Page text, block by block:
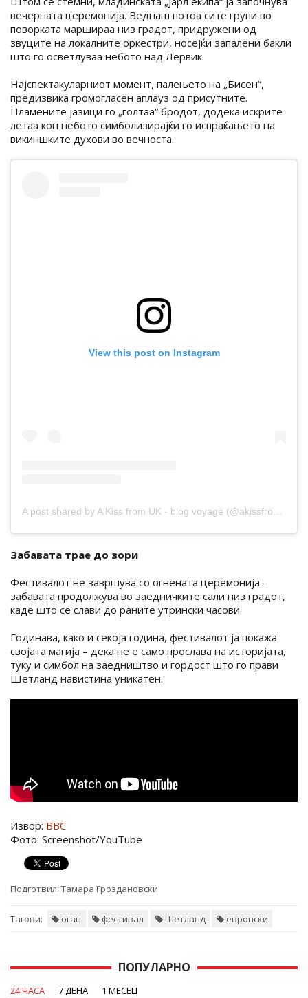
вечерната церемонија. Веднаш потоа сите групи во
поворката маршираа низ градот, придружени од
звуците на локалните оркестри, носејќи запалени бакли
што го осветлуваа небото над Лервик.
Најспектакуларниот момент, палењето на „Бисен“,
предизвика громогласен аплауз од присутните.
Пламените јазици го „голтаа“ бродот, додека искрите
летаа кон небото симболизирајќи го испраќањето на
викиншките духови во вечноста.
View this post on Instagram
Забавата трае до зори
Фестивалот не завршува со огнената церемонија –
забавата продолжува во заедничките сали низ градот,
каде што се слави до раните утрински часови.
Годинава, како и секоја година, фестивaлот ја покажа
својата магија – дека не е само прослава на историјата,
туку и симбол на заедништво и гордост што го прави
Шетланд навистина уникатен.
Извор: ВВС
Фото: Screenshot/YouTube
Подготвил: Тамара Гроздановски
Тагови: оган фестивал Шетланд европски
ПОПУЛАРНО
24 ЧАСА 7 ДЕНА 1 МЕСЕЦ